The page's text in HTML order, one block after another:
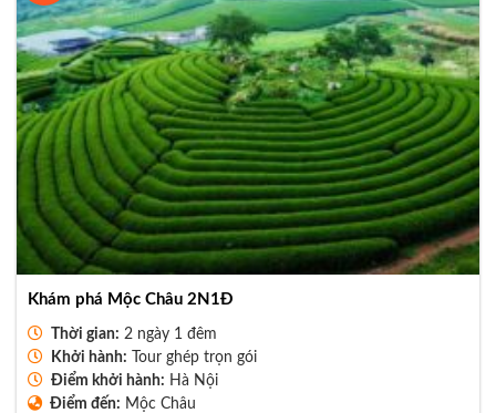
Khám phá Mộc Châu 2N1Đ
Thời gian: 2 ngày 1 đêm
Khởi hành: Tour ghép trọn gói
Điểm khởi hành: Hà Nội
Điểm đến: Mộc Châu